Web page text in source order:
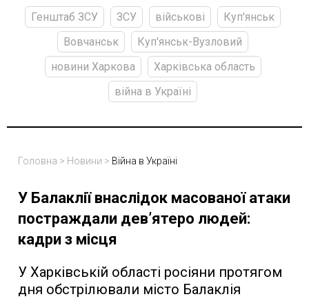
Генштаб ЗСУ ЗСУ військові
Куп'янськ
Вовчанськ
Куп'янськ-Вузловий
новини Харкова
Харківська область
війна в Україні
Головна > Новини > Війна в Україні
У Балаклії внаслідок масованої атаки
постраждали дев’ятеро людей:
кадри з місця
У Харківській області росіяни протягом
дня обстрілювали місто Балаклія